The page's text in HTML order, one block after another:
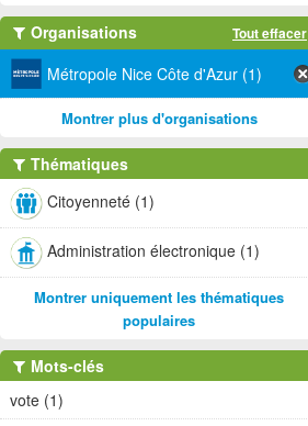
Organisations Tout effacer
Métropole Nice Côte d'Azur (1)
Montrer plus d'organisations
Thématiques
Citoyenneté (1)
Administration électronique (1)
Montrer uniquement les thématiques
populaires
Mots-clés
vote (1)